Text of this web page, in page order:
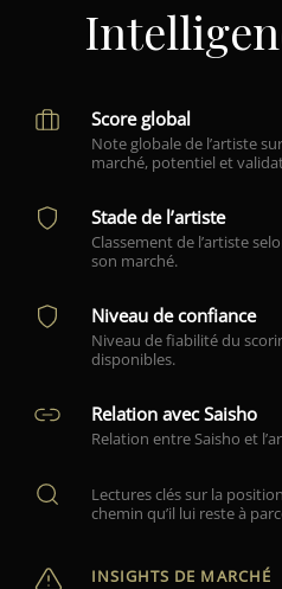
Score global
Note globale de l’artiste
marché, potentiel et
Stade de l’artiste
Classement de l’artiste
son marché.
Niveau de confiance
Niveau de fiabilité du
disponibles.
Relation avec Saisho
Relation entre Saisho et
Lectures clés sur la
chemin qu’il lui reste à
INSIGHTS DE MARCHÉ